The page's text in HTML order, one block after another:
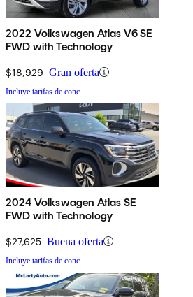
2022 Volkswagen Atlas V6 SE
FWD with Technology
$18,929 Gran oferta
Incluye tarifas de conc.
2024 Volkswagen Atlas SE
FWD with Technology
$27,625 Buena oferta
Incluye tarifas de conc.